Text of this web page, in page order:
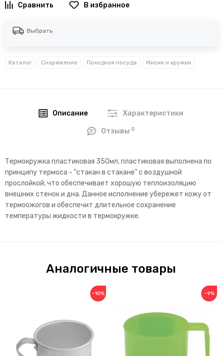
В избранное
Выбрать
Каталог Снаряжение Походная посуда Миски и кружки
Описание Характеристики
Отзывы0
Термокружка пластиковая 350мл, пластиковая выполнена по
принципу термоса - "стакан в стакане" с воздушной
прослойкой, что обеспечивает хорошую теплоизоляцию
внешних стенок и дна. Данное исполнение убережет кожу от
термоожогов и обеспечит длительное сохранение
температуры жидкости в термокружке.
Аналогичные товары
−10% −9%